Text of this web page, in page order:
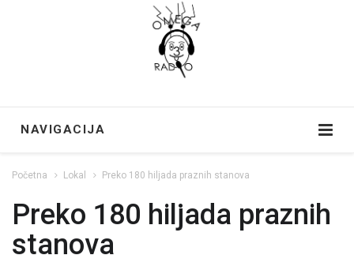
NAVIGACIJA
Početna Lokal Preko 180 hiljada praznih stanova
Preko 180 hiljada praznih
stanova